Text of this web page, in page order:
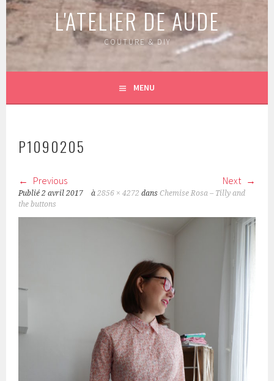
L'ATELIER DE AUDE
COUTURE & DIY
MENU
P1090205
Previous Next
Publié2 avril 2017 à2856 × 4272 dansChemise Rosa – Tilly and
the buttons